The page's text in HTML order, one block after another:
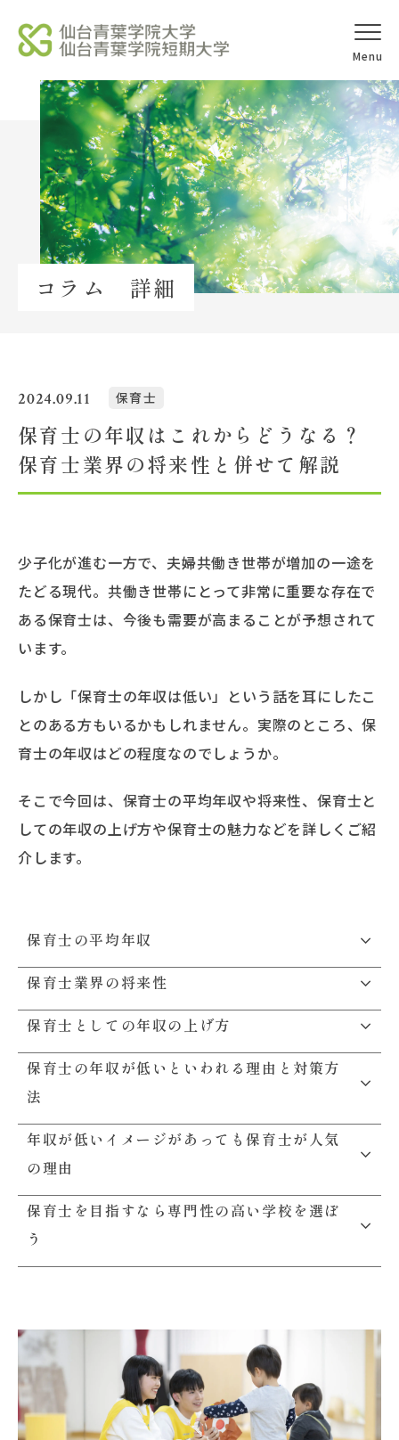
オープンキャ
ンパス
アクセス
学校法人北杜学園
Topics
イベント一覧
教職員募集
大学概要
コラム 詳細
2024.09.11 保育士
保育士の年収はこれからどうなる？
保育士業界の将来性と併せて解説
少子化が進む一方で、夫婦共働き世帯が増加の一途を
たどる現代。共働き世帯にとって非常に重要な存在で
ある保育士は、今後も需要が高まることが予想されて
います。
しかし「保育士の年収は低い」という話を耳にしたこ
とのある方もいるかもしれません。実際のところ、保
育士の年収はどの程度なのでしょうか。
そこで今回は、保育士の平均年収や将来性、保育士と
しての年収の上げ方や保育士の魅力などを詳しくご紹
介します。
保育士の平均年収
保育士業界の将来性
保育士としての年収の上げ方
保育士の年収が低いといわれる理由と対策方
法
年収が低いイメージがあっても保育士が人気
の理由
保育士を目指すなら専門性の高い学校を選ぼ
う